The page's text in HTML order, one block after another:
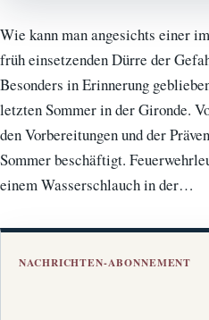
Wie kann man angesichts einer
früh einsetzenden Dürre der
Besonders in Erinnerung
letzten Sommer in der Gironde.
den Vorbereitungen und der
Sommer beschäftigt.
einem Wasserschlauch in der…
NACHRICHTEN-ABONNEMENT